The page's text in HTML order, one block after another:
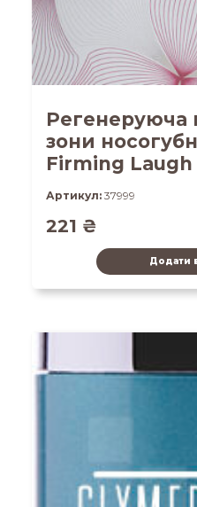
Регенеруюча
зони
Firming Laugh
Артикул: 37999
221 ₴
Додати